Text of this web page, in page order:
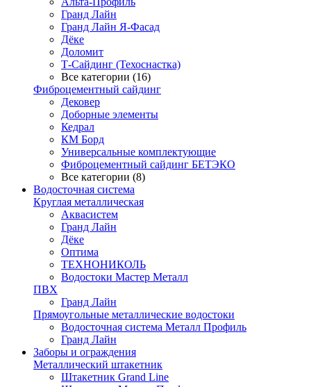
Гранд Лайн
Гранд Лайн Я-Фасад
Дёке
Доломит
Т-Сайдинг (Техоснастка)
Все категории (16)
Фиброцементный сайдинг
Дековер
Доборные элементы
Кедрал
КМ Борд
Универсальные комплектующие
Фиброцементный сайдинг БЕТЭКО
Все категории (8)
Водосточная система
Круглая металлическая
Аквасистем
Гранд Лайн
Дёке
Оптима
ТЕХНОНИКОЛЬ
Водостоки Мастер Металл
ПВХ
Гранд Лайн
Прямоугольные металлические водостоки
Водосточная система Металл Профиль
Гранд Лайн
Заборы и ограждения
Металлический штакетник
Штакетник Grand Line